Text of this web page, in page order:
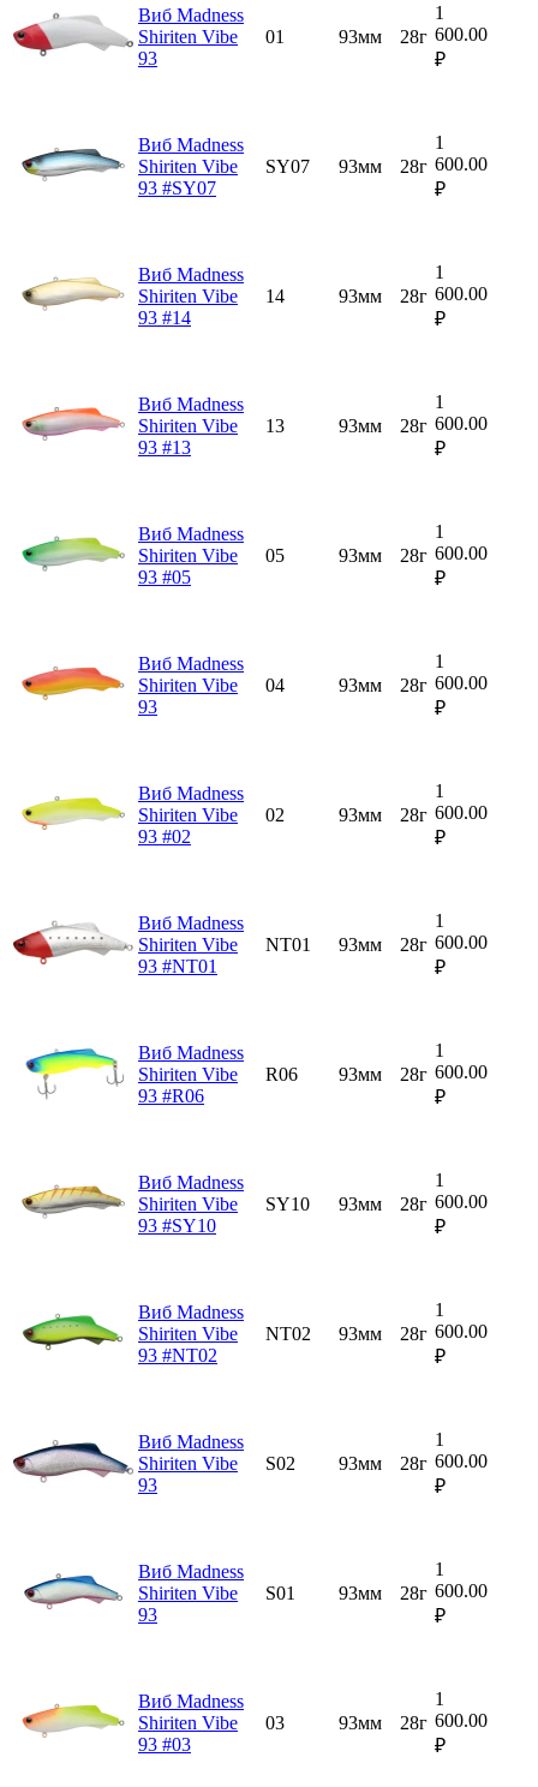
Виб Madness
Shiriten Vibe
93
01 93мм 28г
1
600.00
₽
Виб Madness
Shiriten Vibe
93 #SY07
SY07 93мм 28г
1
600.00
₽
Виб Madness
Shiriten Vibe
93 #14
14 93мм 28г
1
600.00
₽
Виб Madness
Shiriten Vibe
93 #13
13 93мм 28г
1
600.00
₽
Виб Madness
Shiriten Vibe
93 #05
05 93мм 28г
1
600.00
₽
Виб Madness
Shiriten Vibe
93
04 93мм 28г
1
600.00
₽
Виб Madness
Shiriten Vibe
93 #02
02 93мм 28г
1
600.00
₽
Виб Madness
Shiriten Vibe
93 #NT01
NT01 93мм 28г
1
600.00
₽
Виб Madness
Shiriten Vibe
93 #R06
R06 93мм 28г
1
600.00
₽
Виб Madness
Shiriten Vibe
93 #SY10
SY10 93мм 28г
1
600.00
₽
Виб Madness
Shiriten Vibe
93 #NT02
NT02 93мм 28г
1
600.00
₽
Виб Madness
Shiriten Vibe
93
S02 93мм 28г
1
600.00
₽
Виб Madness
Shiriten Vibe
93
S01 93мм 28г
1
600.00
₽
Виб Madness
Shiriten Vibe
93 #03
03 93мм 28г
1
600.00
₽